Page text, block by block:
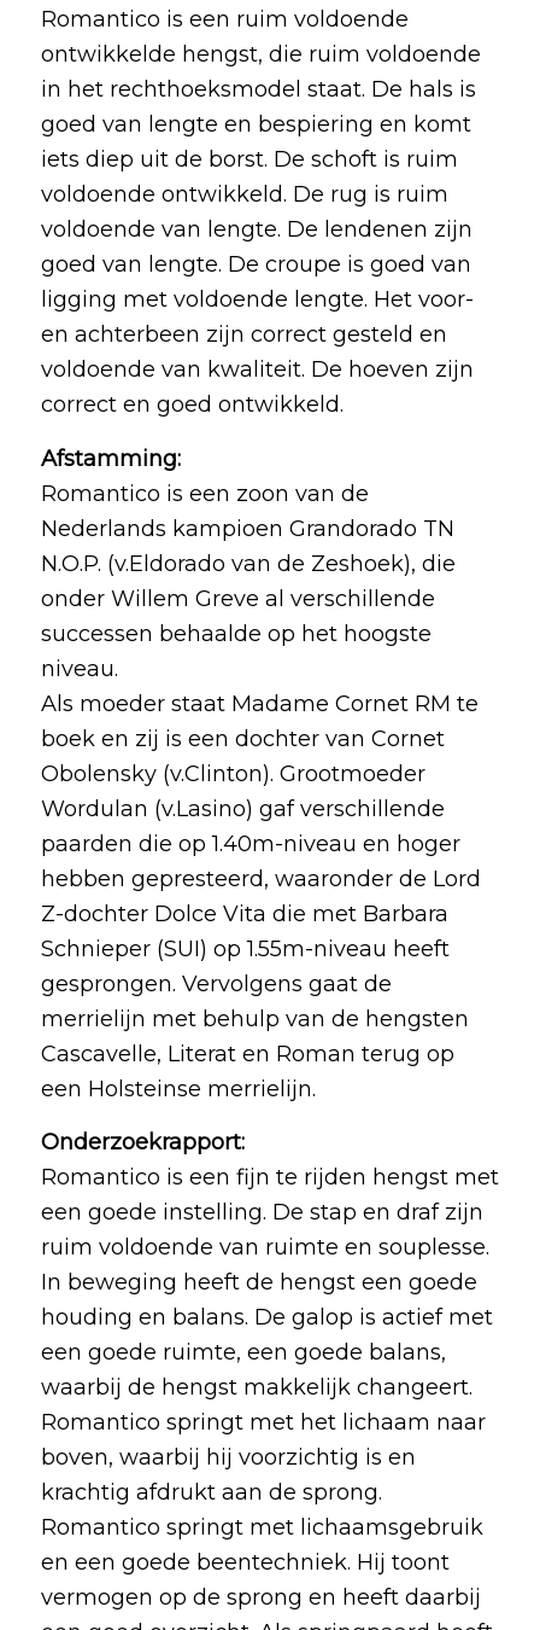
Romantico is een ruim voldoende
ontwikkelde hengst, die ruim voldoende
in het rechthoeksmodel staat. De hals is
goed van lengte en bespiering en komt
iets diep uit de borst. De schoft is ruim
voldoende ontwikkeld. De rug is ruim
voldoende van lengte. De lendenen zijn
goed van lengte. De croupe is goed van
ligging met voldoende lengte. Het voor-
en achterbeen zijn correct gesteld en
voldoende van kwaliteit. De hoeven zijn
correct en goed ontwikkeld.
Afstamming:
Romantico is een zoon van de
Nederlands kampioen Grandorado TN
N.O.P. (v.Eldorado van de Zeshoek), die
onder Willem Greve al verschillende
successen behaalde op het hoogste
niveau.
Als moeder staat Madame Cornet RM te
boek en zij is een dochter van Cornet
Obolensky (v.Clinton). Grootmoeder
Wordulan (v.Lasino) gaf verschillende
paarden die op 1.40m-niveau en hoger
hebben gepresteerd, waaronder de Lord
Z-dochter Dolce Vita die met Barbara
Schnieper (SUI) op 1.55m-niveau heeft
gesprongen. Vervolgens gaat de
merrielijn met behulp van de hengsten
Cascavelle, Literat en Roman terug op
een Holsteinse merrielijn.
Onderzoekrapport:
Romantico is een fijn te rijden hengst met
een goede instelling. De stap en draf zijn
ruim voldoende van ruimte en souplesse.
In beweging heeft de hengst een goede
houding en balans. De galop is actief met
een goede ruimte, een goede balans,
waarbij de hengst makkelijk changeert.
Romantico springt met het lichaam naar
boven, waarbij hij voorzichtig is en
krachtig afdrukt aan de sprong.
Romantico springt met lichaamsgebruik
en een goede beentechniek. Hij toont
vermogen op de sprong en heeft daarbij